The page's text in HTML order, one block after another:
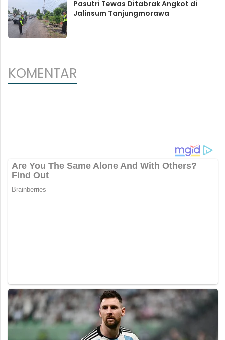
Pasutri Tewas Ditabrak Angkot di
Jalinsum Tanjungmorawa
KOMENTAR